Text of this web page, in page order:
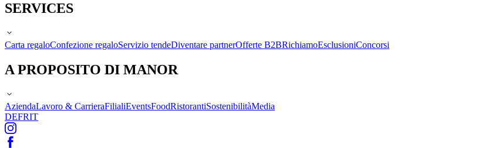
SERVICES
Carta regaloConfezione regaloServizio tendeDiventare partnerOfferte B2BRichiamoEsclusioniConcorsi
A PROPOSITO DI MANOR
AziendaLavoro & CarrieraFilialiEventsFoodRistorantiSostenibilitàMedia
DEFRIT